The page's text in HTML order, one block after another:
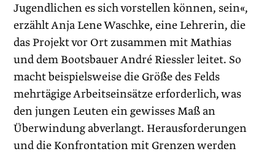
Jugendlichen es sich vorstellen können, sein«,
erzählt Anja Lene Waschke, eine Lehrerin, die
das Projekt vor Ort zusammen mit Mathias
und dem Bootsbauer André Riessler leitet. So
macht beispielsweise die Größe des Felds
mehrtägige Arbeitseinsätze erforderlich, was
den jungen Leuten ein gewisses Maß an
Überwindung abverlangt. Herausforderungen
und die Konfrontation mit Grenzen werden